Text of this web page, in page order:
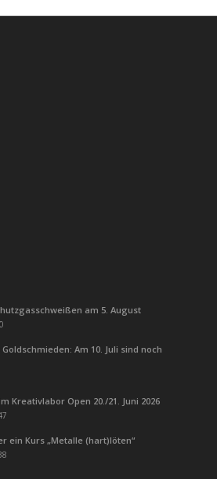
am 5. August
Am 10. Juli sind noch
Kreativlabor Open 20./21. Juni 2026
ein Kurs „Metalle (hart)löten“